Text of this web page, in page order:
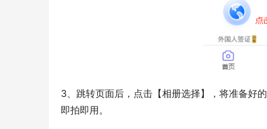
3、跳转页面后，点击【相册选择】，将准备好
即拍即用。